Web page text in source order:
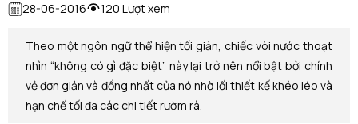
28-06-2016 120 Lượt xem
Theo một ngôn ngữ thể hiện tối giản, chiếc vòi nước thoạt
nhìn “không có gì đặc biệt” này lại trở nên nổi bật bởi chính
vẻ đơn giản và đồng nhất của nó nhờ lối thiết kế khéo léo và
hạn chế tối đa các chi tiết rườm rà.